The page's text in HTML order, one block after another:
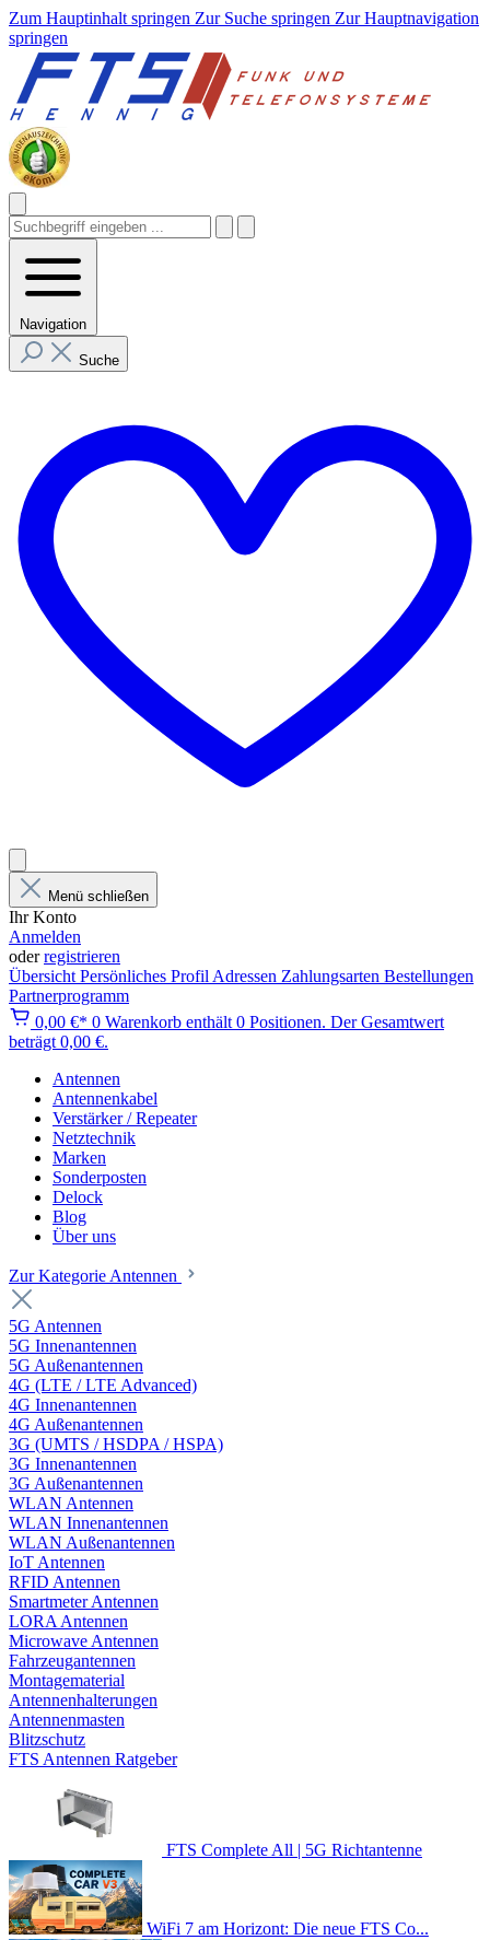
Zum Hauptinhalt springen Zur Suche springen Zur Hauptnavigation
springen
Navigation
Suche
Menü schließen
Ihr Konto
Anmelden
oderregistrieren
Übersicht Persönliches Profil Adressen Zahlungsarten Bestellungen
Partnerprogramm
0,00 €* 0 Warenkorb enthält 0 Positionen. Der Gesamtwert
beträgt 0,00 €.
Antennen
Antennenkabel
Verstärker / Repeater
Netztechnik
Marken
Sonderposten
Delock
Blog
Über uns
Zur Kategorie Antennen
5G Antennen
5G Innenantennen
5G Außenantennen
4G (LTE / LTE Advanced)
4G Innenantennen
4G Außenantennen
3G (UMTS / HSDPA / HSPA)
3G Innenantennen
3G Außenantennen
WLAN Antennen
WLAN Innenantennen
WLAN Außenantennen
IoT Antennen
RFID Antennen
Smartmeter Antennen
LORA Antennen
Microwave Antennen
Fahrzeugantennen
Montagematerial
Antennenhalterungen
Antennenmasten
Blitzschutz
FTS Antennen Ratgeber
FTS Complete All | 5G Richtantenne
WiFi 7 am Horizont: Die neue FTS Co...